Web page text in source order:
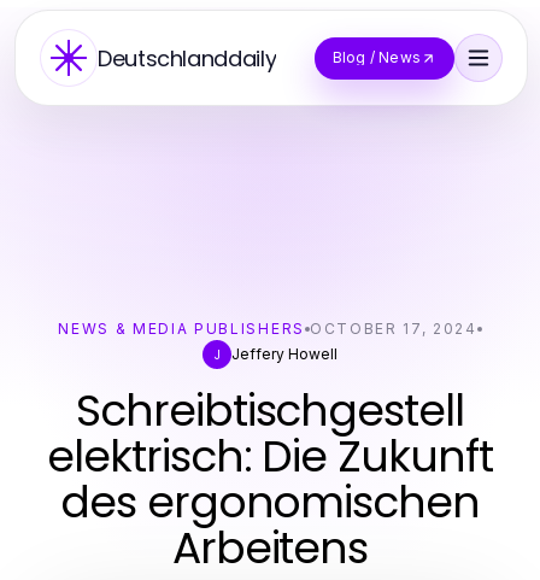
Deutschlanddaily Blog / News
NEWS & MEDIA PUBLISHERS OCTOBER 17, 2024
J
Jeffery Howell
Schreibtischgestell
elektrisch: Die Zukunft
des ergonomischen
Arbeitens